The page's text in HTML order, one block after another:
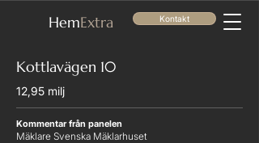
HemExtra Kontakt
Kottlavägen 10
12,95 milj
Kommentar från panelen
Mäklare Svenska Mäklarhuset